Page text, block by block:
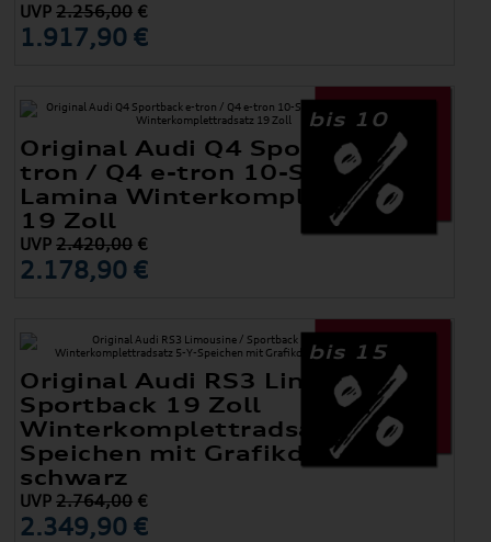
UVP2.256,00 €
1.917,90 €
bis 10
Original Audi Q4 Sportback e-
tron / Q4 e-tron 10-Speichen-
Lamina Winterkomplettradsatz
19 Zoll
UVP2.420,00 €
2.178,90 €
bis 15
Original Audi RS3 Limousine /
Sportback 19 Zoll
Winterkomplettradsatz 5-Y-
Speichen mit Grafikdruck,
schwarz
UVP2.764,00 €
2.349,90 €